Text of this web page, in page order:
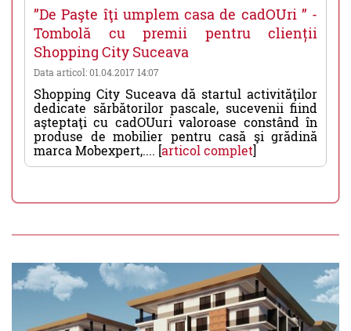
”De Paşte îţi umplem casa de cadOUri ” -
Tombolă cu premii pentru clienții
Shopping City Suceava
Data articol: 01.04.2017 14:07
Shopping City Suceava dă startul activităţilor
dedicate sărbătorilor pascale, sucevenii fiind
aşteptaţi cu cadOUuri valoroase constând în
produse de mobilier pentru casă şi grădină
marca Mobexpert,.... [articol complet]